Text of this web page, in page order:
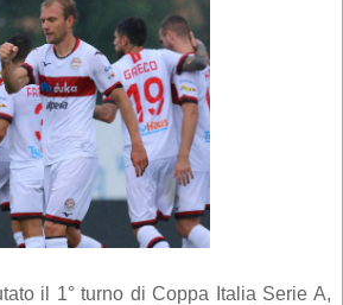
il 1° turno di Coppa Italia Serie A,